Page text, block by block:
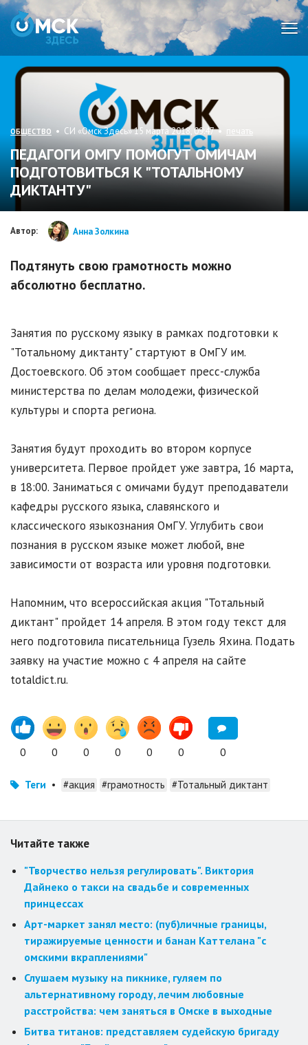
ОБЩЕСТВО • СИ «Омск Здесь» 15 марта 2018, 09:47 • печать
ПЕДАГОГИ ОМГУ ПОМОГУТ ОМИЧАМ
ПОДГОТОВИТЬСЯ К "ТОТАЛЬНОМУ
ДИКТАНТУ"
Автор: Анна Золкина
Подтянуть свою грамотность можно
абсолютно бесплатно.
Занятия по русскому языку в рамках подготовки к
"Тотальному диктанту" стартуют в ОмГУ им.
Достоевского. Об этом сообщает пресс-служба
министерства по делам молодежи, физической
культуры и спорта региона.
Занятия будут проходить во втором корпусе
университета. Первое пройдет уже завтра, 16 марта,
в 18:00. Заниматься с омичами будут преподаватели
кафедры русского языка, славянского и
классического языкознания ОмГУ. Углубить свои
познания в русском языке может любой, вне
зависимости от возраста или уровня подготовки.
Напомним, что всероссийская акция "Тотальный
диктант" пройдет 14 апреля. В этом году текст для
него подготовила писательница Гузель Яхина. Подать
заявку на участие можно с 4 апреля на сайте
totaldict.ru.
0 0 0 0 0 0 0
Теги • #акция #грамотность #Тотальный диктант
Читайте также
"Творчество нельзя регулировать". Виктория
Дайнеко о такси на свадьбе и современных
принцессах
Арт-маркет занял место: (пуб)личные границы,
тиражируемые ценности и банан Каттелана "с
омскими вкраплениями"
Слушаем музыку на пикнике, гуляем по
альтернативному городу, лечим любовные
расстройства: чем заняться в Омске в выходные
Битва титанов: представляем судейскую бригаду